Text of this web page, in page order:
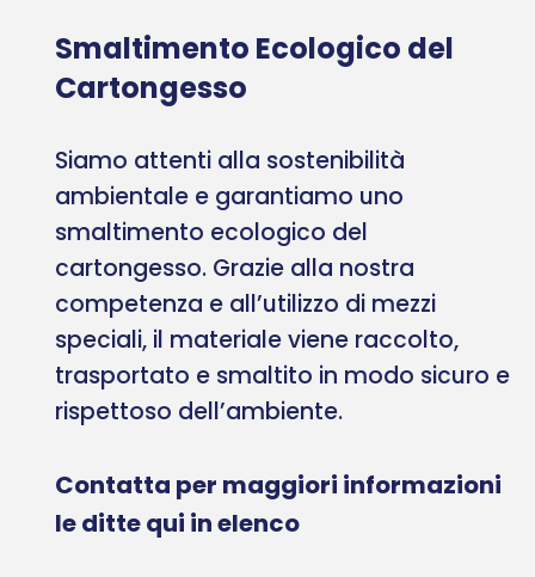
Smaltimento Ecologico del
Cartongesso
Siamo attenti alla sostenibilità
ambientale e garantiamo uno
smaltimento ecologico del
cartongesso. Grazie alla nostra
competenza e all’utilizzo di mezzi
speciali, il materiale viene raccolto,
trasportato e smaltito in modo sicuro e
rispettoso dell’ambiente.
Contatta per maggiori informazioni
le ditte qui in elenco